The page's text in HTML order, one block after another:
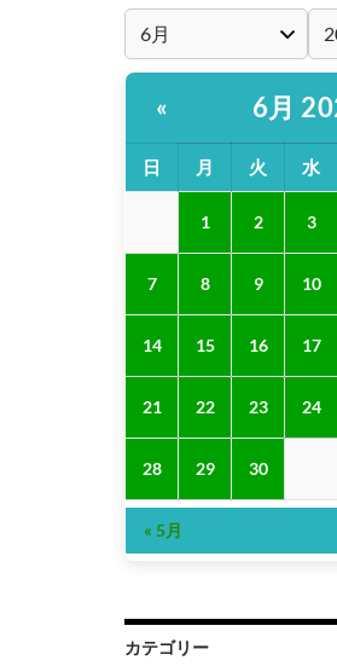
« 6月
日 月 火 水
1 2 3
7 8 9 10
14 15 16 17
21 22 23 24
28 29 30
« 5月
カテゴリー